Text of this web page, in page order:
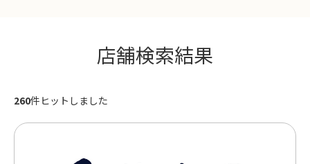
食べ放題プランあり 活魚が食べられる
店舗検索結果
260件ヒットしました